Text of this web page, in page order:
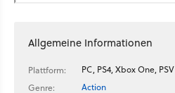
Allgemeine Informationen
Plattform:
PC, PS4, Xbox One, PSV
Genre:
Action